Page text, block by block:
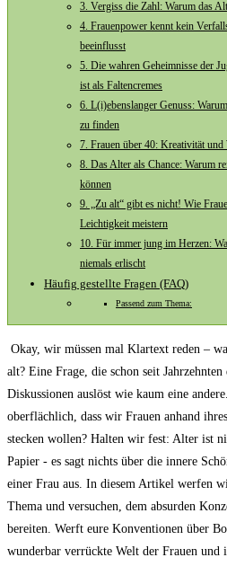
3. Vergiss⁤ die Zahl: Warum das⁤
4.⁤ Frauenpower​ kennt‌ kein
beeinflusst
5. Die wahren Geheimnisse der
ist als Faltencremes
6. L(i)ebenslanger Genuss:
zu finden
7. Frauen über 40: Kreativität
8. Das Alter als Chance: Warum
können
9. „Zu ⁤alt“ gibt es nicht! ‍Wie
Leichtigkeit meistern
10. Für immer jung im Herzen:
⁣niemals ⁤erlischt
Häufig gestellte Fragen (FAQ)
Passend zum Thema:
Okay, wir⁤ müssen mal Klartext ‌reden –
alt? ‌Eine⁤ Frage, die⁢ schon seit
Diskussionen auslöst ‍wie kaum eine
oberflächlich, dass wir⁣ Frauen anhand
⁤stecken wollen? Halten wir fest:⁤ Alter ist
Papier -⁢ es sagt nichts über die innere
einer‍ Frau‌ aus. In diesem​ Artikel⁢ werfen
Thema und versuchen, dem ‌absurden
bereiten. Werft eure Konventionen über
wunderbar verrückte‍ Welt der‍ Frauen und